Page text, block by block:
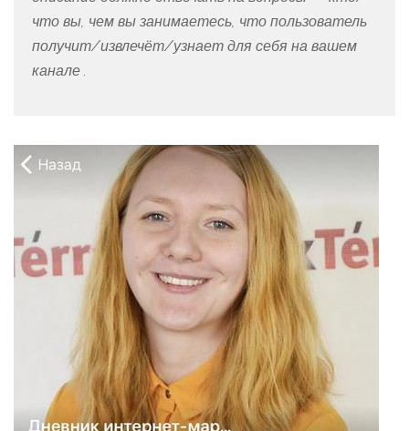
что вы, чем вы занимаетесь, что пользователь
получит/извлечёт/узнает для себя на вашем
канале